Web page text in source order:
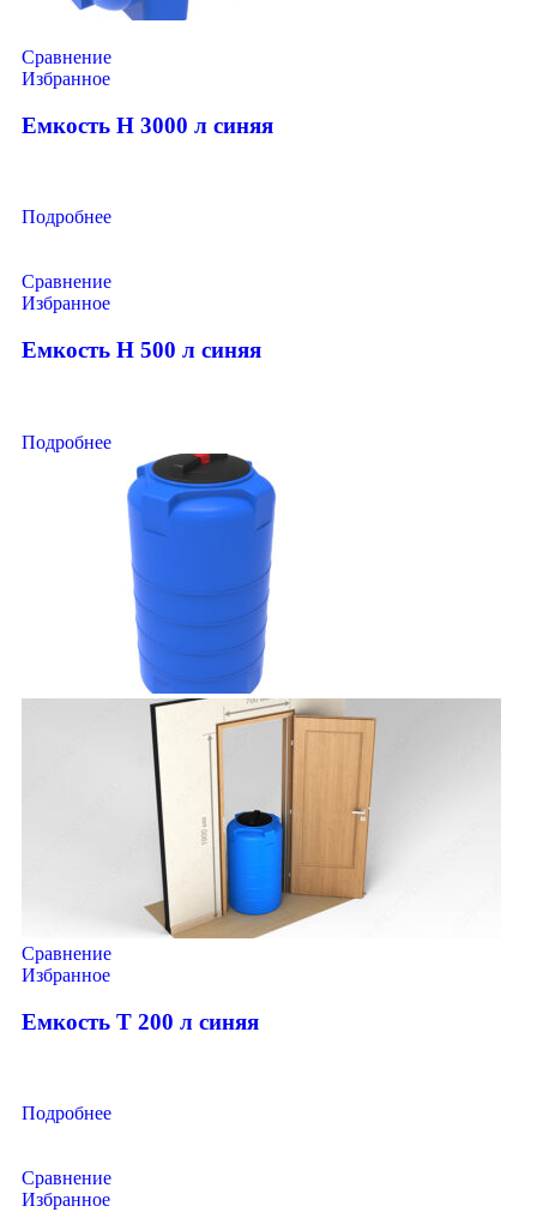
Сравнение
Избранное
Емкость H 3000 л синяя
Подробнее
Сравнение
Избранное
Емкость H 500 л синяя
Подробнее
Сравнение
Избранное
Емкость T 200 л синяя
Подробнее
Сравнение
Избранное